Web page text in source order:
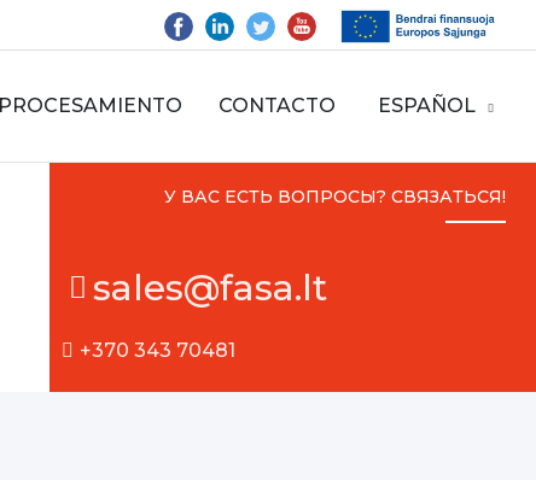
PROCESAMIENTO CONTACTO ESPAÑOL
У ВАС ЕСТЬ ВОПРОСЫ? СВЯЗАТЬСЯ!
sales@fasa.lt
+370 343 70481